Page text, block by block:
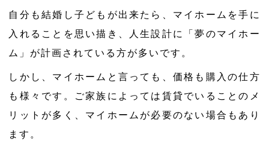
自分も結婚し子どもが出来たら、マイホームを手に
入れることを思い描き、人生設計に「夢のマイホー
ム」が計画されている方が多いです。
しかし、マイホームと言っても、価格も購入の仕方
も様々です。ご家族によっては賃貸でいることのメ
リットが多く、マイホームが必要のない場合もあり
ます。